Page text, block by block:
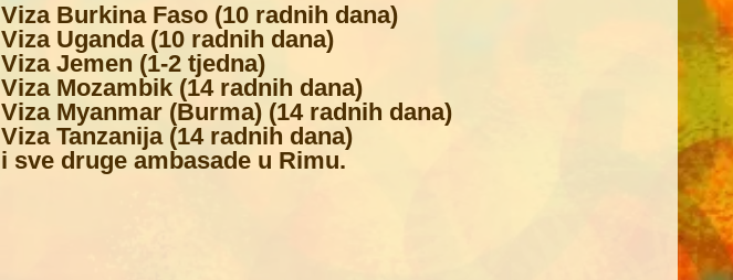
Viza Burkina Faso (10 radnih dana)
Viza Uganda (10 radnih dana)
Viza Jemen (1-2 tjedna)
Viza Mozambik (14 radnih dana)
Viza Myanmar (Burma) (14 radnih dana)
Viza Tanzanija (14 radnih dana)
i sve druge ambasade u Rimu.